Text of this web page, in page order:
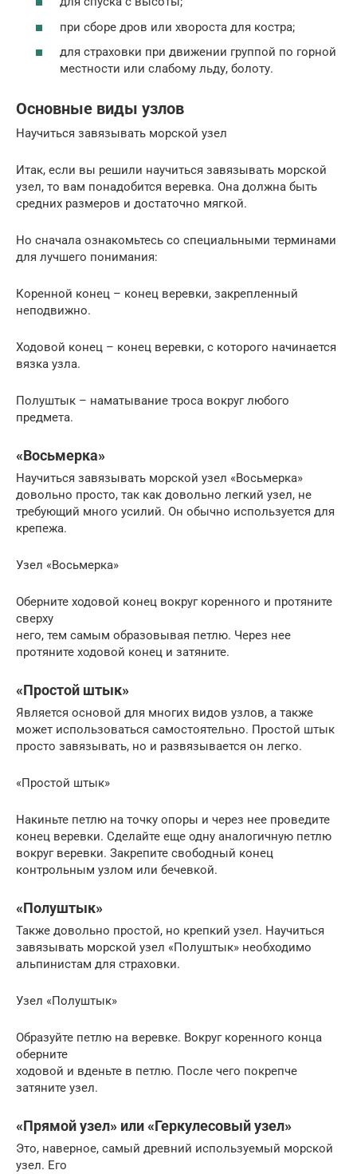
при сборе дров или хвороста для костра;
для страховки при движении группой по горной
местности или слабому льду, болоту.
Основные виды узлов
Научиться завязывать морской узел
Итак, если вы решили научиться завязывать морской
узел, то вам понадобится веревка. Она должна быть
средних размеров и достаточно мягкой.
Но сначала ознакомьтесь со специальными терминами
для лучшего понимания:
Коренной конец – конец веревки, закрепленный
неподвижно.
Ходовой конец – конец веревки, с которого начинается
вязка узла.
Полуштык – наматывание троса вокруг любого
предмета.
«Восьмерка»
Научиться завязывать морской узел «Восьмерка»
довольно просто, так как довольно легкий узел, не
требующий много усилий. Он обычно используется для
крепежа.
Узел «Восьмерка»
Оберните ходовой конец вокруг коренного и протяните
сверху
него, тем самым образовывая петлю. Через нее
протяните ходовой конец и затяните.
«Простой штык»
Является основой для многих видов узлов, а также
может использоваться самостоятельно. Простой штык
просто завязывать, но и развязывается он легко.
«Простой штык»
Накиньте петлю на точку опоры и через нее проведите
конец веревки. Сделайте еще одну аналогичную петлю
вокруг веревки. Закрепите свободный конец
контрольным узлом или бечевкой.
«Полуштык»
Также довольно простой, но крепкий узел. Научиться
завязывать морской узел «Полуштык» необходимо
альпинистам для страховки.
Узел «Полуштык»
Образуйте петлю на веревке. Вокруг коренного конца
оберните
ходовой и вденьте в петлю. После чего покрепче
затяните узел.
«Прямой узел» или «Геркулесовый узел»
Это, наверное, самый древний используемый морской
узел. Его